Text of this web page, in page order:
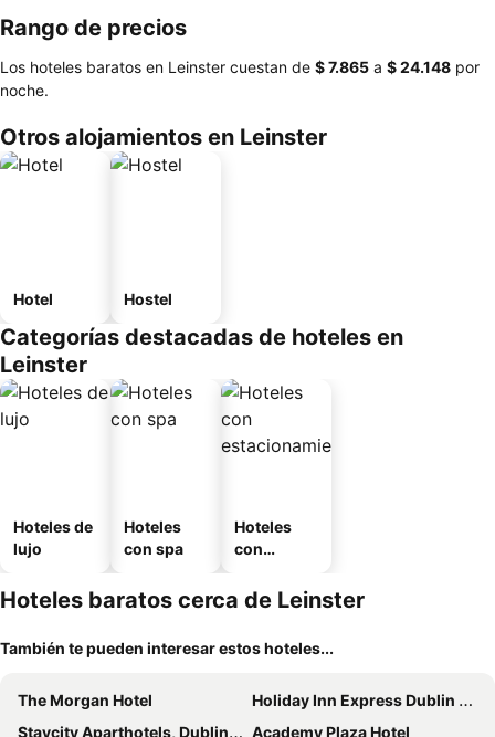
Rango de precios
Los hoteles baratos en Leinster cuestan de ‎$ 7.865 a ‎$ 24.148 por
noche.
Otros alojamientos en Leinster
Hotel Hostel
Categorías destacadas de hoteles en
Leinster
Hoteles de
lujo
Hoteles
con spa
Hoteles
con
miento
Hoteles baratos cerca de Leinster
También te pueden interesar estos hoteles...
The Morgan Hotel
Holiday Inn Express Dublin City Centre By Ihg
Staycity Aparthotels, Dublin, City Centre
Academy Plaza Hotel